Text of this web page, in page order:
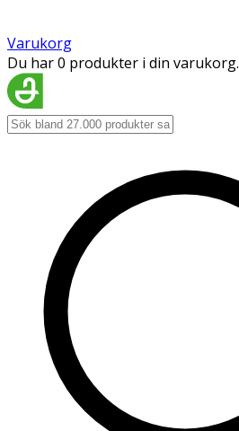
Varukorg
Du har 0 produkter i din varukorg.